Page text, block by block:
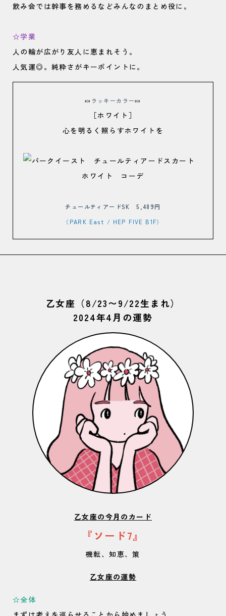
飲み会では幹事を務めるなどみんなのまとめ役に。
☆学業
人の輪が広がり友人に恵まれそう。
人気運◎。純粋さがキーポイントに。
🍬 ラッキーカラー🍬
［ホワイト］
心を明るく照らすホワイトを
チュールティアードSK 5,489円
（PARK East / HEP FIVE B1F）
乙女座（8/23〜9/22生まれ）
2024年4月の運勢
乙女座の今月のカード
『ソード7』
機転、知恵、策
乙女座の運勢
☆全体